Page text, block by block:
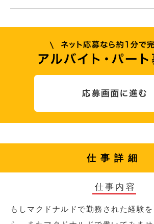
仕事詳細
仕事内容
もしマクドナルドで勤務された経験